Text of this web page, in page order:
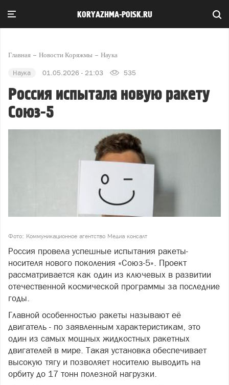
KORYAZHMA-POISK.RU
Главная Новости Коряжмы Наука
Наука 01.05.2026 - 21:03 535
Россия испытала новую ракету
Союз-5
Фото: Коммуникационное агентство Медиа консалт
Россия провела успешные испытания ракеты-
носителя нового поколения «Союз-5». Проект
рассматривается как один из ключевых в развитии
отечественной космической программы за последние
годы.
Главной особенностью ракеты называют её
двигатель - по заявленным характеристикам, это
один из самых мощных жидкостных ракетных
двигателей в мире. Такая установка обеспечивает
высокую тягу и позволяет носителю выводить на
орбиту до 17 тонн полезной нагрузки.